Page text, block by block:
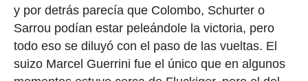
y por detrás parecía que Colombo, Schurter o
Sarrou podían estar peleándole la victoria, pero
todo eso se diluyó con el paso de las vueltas. El
suizo Marcel Guerrini fue el único que en algunos